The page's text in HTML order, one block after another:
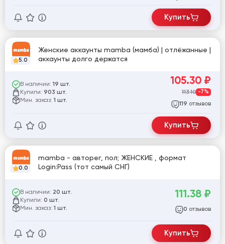
Купить
5.0
Женские аккаунты mamba (мамба) | отлёжанные |
аккаунты долго держатся
В наличии: 19 шт.
Купили: 903 шт.
Мин. заказ: 1 шт.
105.30 ₽
113.10 -7%
119 отзывов
Купить
0.0
mamba - авторег, пол; ЖЕНСКИЕ , формат
Login:Pass (тот самый СНГ)
В наличии: 20 шт.
Купили: 0 шт.
Мин. заказ: 1 шт.
111.38 ₽
0 отзывов
Купить